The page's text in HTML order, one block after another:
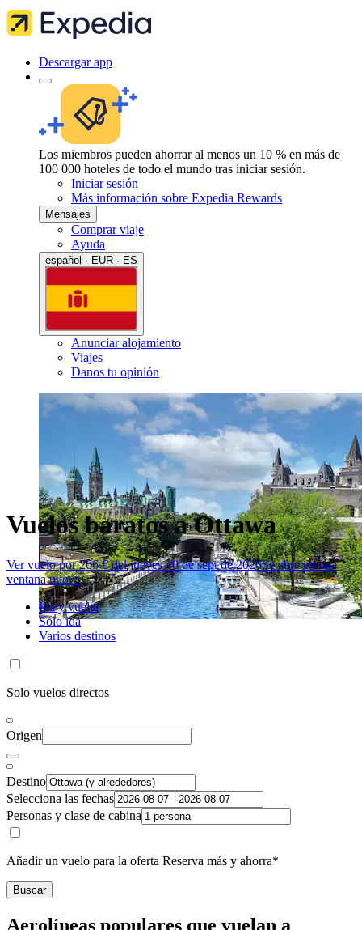
Descargar app
Los miembros pueden ahorrar al menos un 10 % en más de
100 000 hoteles de todo el mundo tras iniciar sesión.
Iniciar sesión
Más información sobre Expedia Rewards
Mensajes
Comprar viaje
Ayuda
español · EUR · ES
Anunciar alojamiento
Viajes
Danos tu opinión
Vuelos baratos a Ottawa
Ver vuelo por 266 € del jueves 10 de sept de 2026Se abre en una
ventana nueva
Ida y vuelta
Solo ida
Varios destinos
Solo vuelos directos
Origen
Destino
Selecciona las fechas
Personas y clase de cabina
Añadir un vuelo para la oferta Reserva más y ahorra*
Buscar
Aerolíneas populares que vuelan a